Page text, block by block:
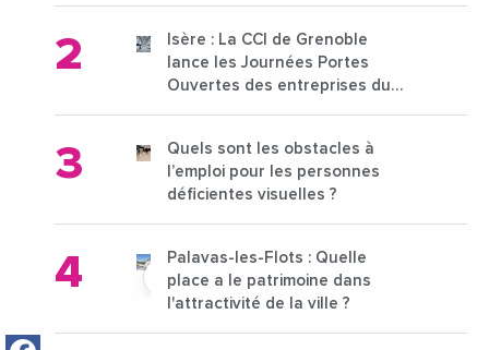
Isère : La CCI de Grenoble
lance les Journées Portes
Ouvertes des entreprises du
Quels sont les obstacles à
l’emploi pour les personnes
déficientes visuelles ?
Palavas-les-Flots : Quelle
place a le patrimoine dans
l'attractivité de la ville ?